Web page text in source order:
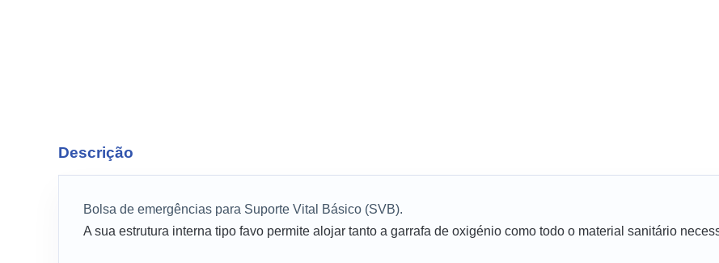
Descrição
Bolsa de emergências para Suporte Vital Básico (SVB).
A sua estrutura interna tipo favo permite alojar tanto a garrafa de oxigénio como todo o material sanitário